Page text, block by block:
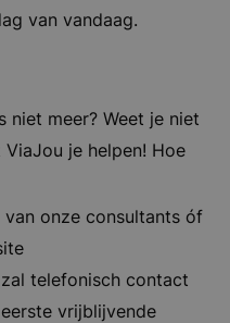
van vandaag.
niet meer? Weet je niet
je helpen! Hoe
onze consultants óf
telefonisch contact
vrijblijvende